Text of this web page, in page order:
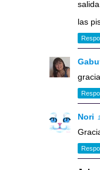
las
Nori